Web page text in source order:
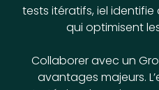
tests itératifs, iel identifie
qui optimisent
Collaborer avec un
avantages majeurs.